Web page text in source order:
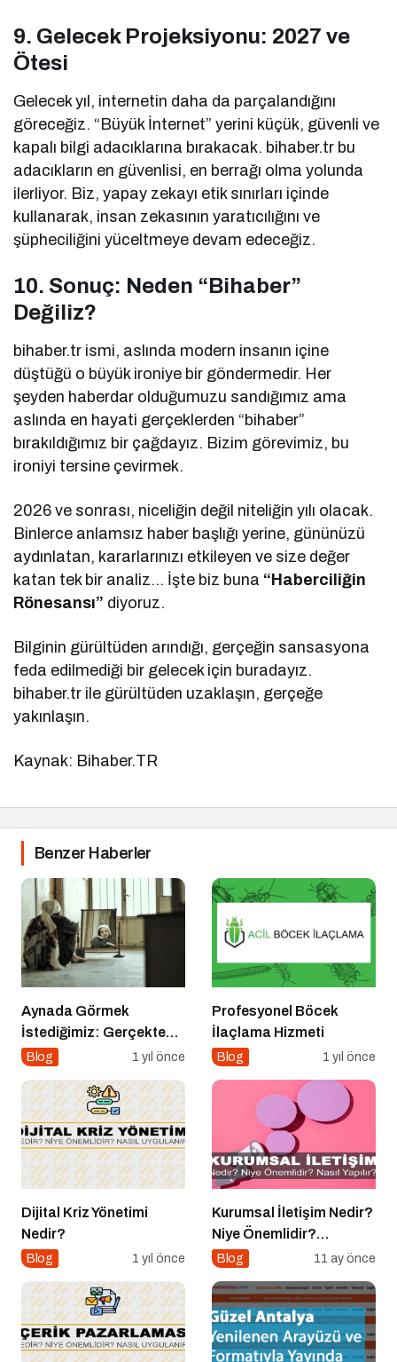
9. Gelecek Projeksiyonu: 2027 ve
Ötesi
Gelecek yıl, internetin daha da parçalandığını
göreceğiz. “Büyük İnternet” yerini küçük, güvenli ve
kapalı bilgi adacıklarına bırakacak. bihaber.tr bu
adacıkların en güvenlisi, en berrağı olma yolunda
ilerliyor. Biz, yapay zekayı etik sınırları içinde
kullanarak, insan zekasının yaratıcılığını ve
şüpheciliğini yüceltmeye devam edeceğiz.
10. Sonuç: Neden “Bihaber”
Değiliz?
bihaber.tr ismi, aslında modern insanın içine
düştüğü o büyük ironiye bir göndermedir. Her
şeyden haberdar olduğumuzu sandığımız ama
aslında en hayati gerçeklerden “bihaber”
bırakıldığımız bir çağdayız. Bizim görevimiz, bu
ironiyi tersine çevirmek.
2026 ve sonrası, niceliğin değil niteliğin yılı olacak.
Binlerce anlamsız haber başlığı yerine, gününüzü
aydınlatan, kararlarınızı etkileyen ve size değer
katan tek bir analiz… İşte biz buna “Haberciliğin
Rönesansı” diyoruz.
Bilginin gürültüden arındığı, gerçeğin sansasyona
feda edilmediği bir gelecek için buradayız.
bihaber.tr ile gürültüden uzaklaşın, gerçeğe
yakınlaşın.
Kaynak: Bihaber.TR
Benzer Haberler
Aynada Görmek
İstediğimiz: Gerçekten
Kimiz?
Blog 1 yıl önce
Profesyonel Böcek
İlaçlama Hizmeti
Blog 1 yıl önce
Dijital Kriz Yönetimi
Nedir?
Blog 1 yıl önce
Kurumsal İletişim Nedir?
Niye Önemlidir?
Kurumsal İletişim Nasıl
Blog 11 ay önce